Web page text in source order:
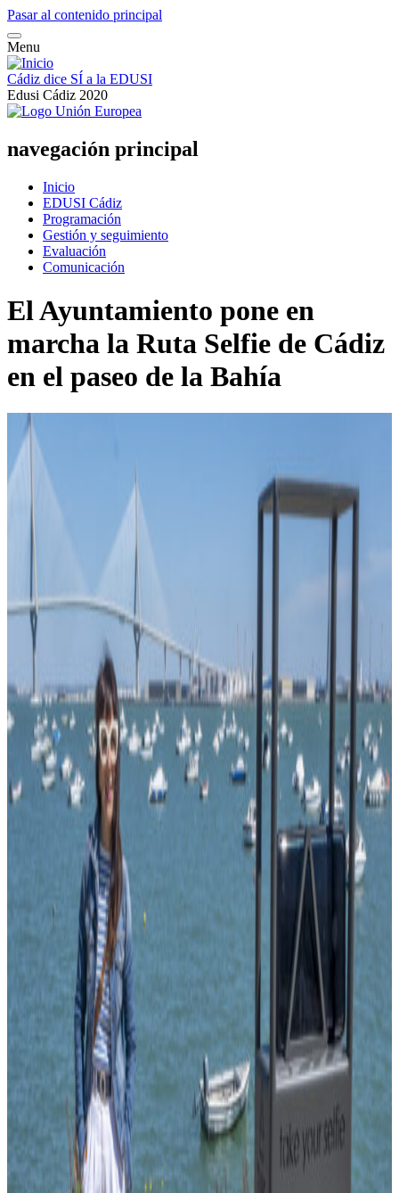
Pasar al contenido principal
Menu
Cádiz dice SÍ a la EDUSI
Edusi Cádiz 2020
navegación principal
Inicio
EDUSI Cádiz
Programación
Gestión y seguimiento
Evaluación
Comunicación
El Ayuntamiento pone en
marcha la Ruta Selfie de Cádiz
en el paseo de la Bahía